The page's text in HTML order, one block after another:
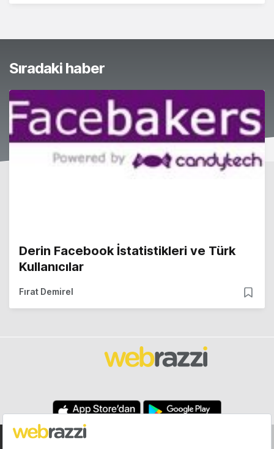
Sıradaki haber
Derin Facebook İstatistikleri ve Türk
Kullanıcılar
Fırat Demirel